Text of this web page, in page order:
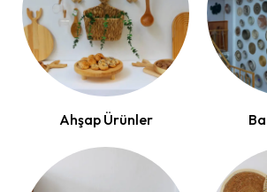
Ahşap Ürünler